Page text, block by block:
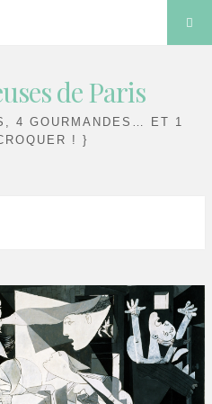
de Paris
4 GOURMANDES… ET 1
! }